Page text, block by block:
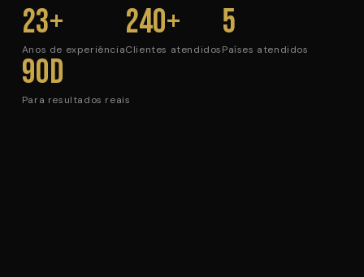
23+
Anos de experiência
240+
Clientes atendidos
5
Países atendidos
90d
Para resultados reais